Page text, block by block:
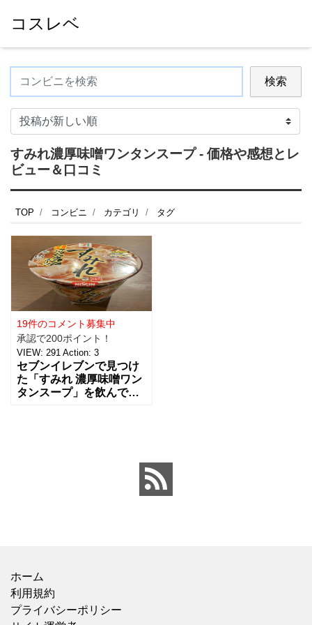
コスレベ
検索
すみれ濃厚味噌ワンタンスープ - 価格や感想とレ
ビュー＆口コミ
TOP コンビニ カテゴリ タグ
19件のコメント募集中
承認で200ポイント！
VIEW: 291 Action: 3
セブンイレブンで見つけ
た「すみれ 濃厚味噌ワン
タンスープ」を飲んでみ
ホーム
利用規約
プライバシーポリシー